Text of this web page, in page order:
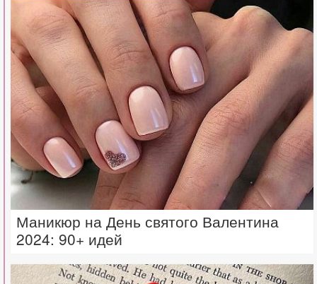
Маникюр на День святого Валентина
2024: 90+ идей